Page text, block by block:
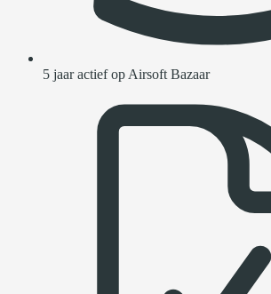
5 jaar actief op Airsoft Bazaar